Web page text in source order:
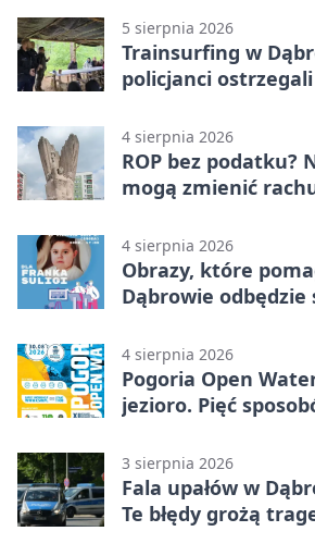
5 sierpnia 2026
Trainsurfing w
policjanci
4 sierpnia 2026
ROP bez podatku?
mogą zmienić
4 sierpnia 2026
Obrazy, które
Dąbrowie
4 sierpnia 2026
Pogoria Open
jezioro. Pięć
3 sierpnia 2026
Fala upałów w
Te błędy grożą